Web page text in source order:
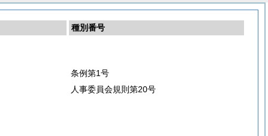
種別番号
条例第1号
人事委員会規則第20号